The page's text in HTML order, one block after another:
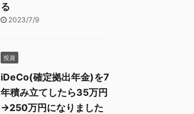
る
2023/7/9
投資
iDeCo(確定拠出年金)を7
年積み立てしたら35万円
→250万円になりました